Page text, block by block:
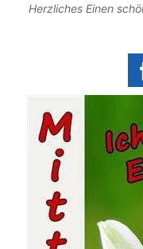
Herzliches Einen